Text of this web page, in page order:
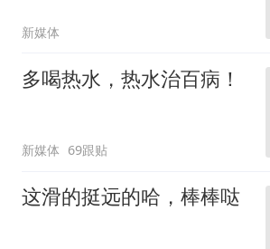
新媒体
多喝热水，热水治百病！
新媒体 69跟贴
这滑的挺远的哈，棒棒哒